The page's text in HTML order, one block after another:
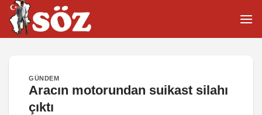
İçeriğe
atla
GÜNDEM
Aracın motorundan suikast silahı
çıktı